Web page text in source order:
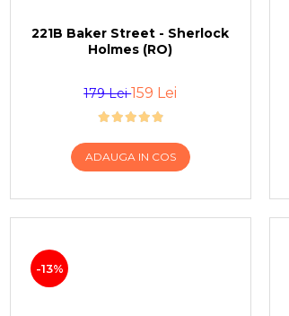
221B Baker Street - Sherlock
Holmes (RO)
179 Lei159 Lei
ADAUGA IN COS
-13%